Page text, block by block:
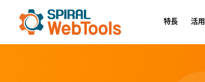
特長 活